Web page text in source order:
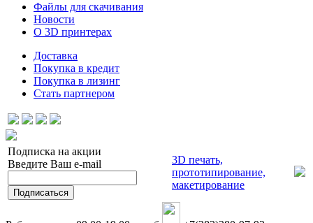
Файлы для скачивания
Новости
О 3D принтерах
Доставка
Покупка в кредит
Покупка в лизинг
Стать партнером
Подписка на акции
Введите Ваш e-mail
3D печать,
прототипирование,
макетирование